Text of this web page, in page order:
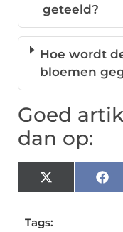
geteeld?
Hoe wordt
bloemen
Goed
dan op:
X
(Twitter)
Tags: